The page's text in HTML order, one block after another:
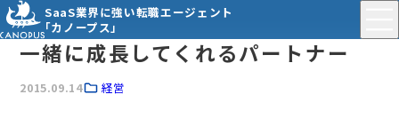
SaaS業界に強い転職エージェント
「カノープス」
一緒に成長してくれるパートナー
2015.09.14 経営